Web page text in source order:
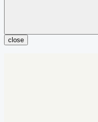
close